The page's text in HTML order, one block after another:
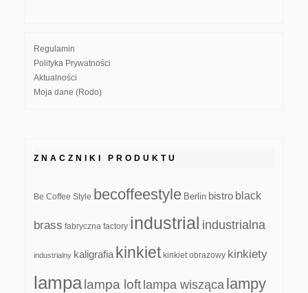
Regulamin
Polityka Prywatności
Aktualności
Moja dane (Rodo)
ZNACZNIKI PRODUKTU
Be Coffee Style becoffeestyle Berlin bistro black
brass fabryczna factory industrial industrialna
industrialny kaligrafia kinkiet kinkiet obrazowy kinkiety
lampa lampa loft lampa wisząca lampy